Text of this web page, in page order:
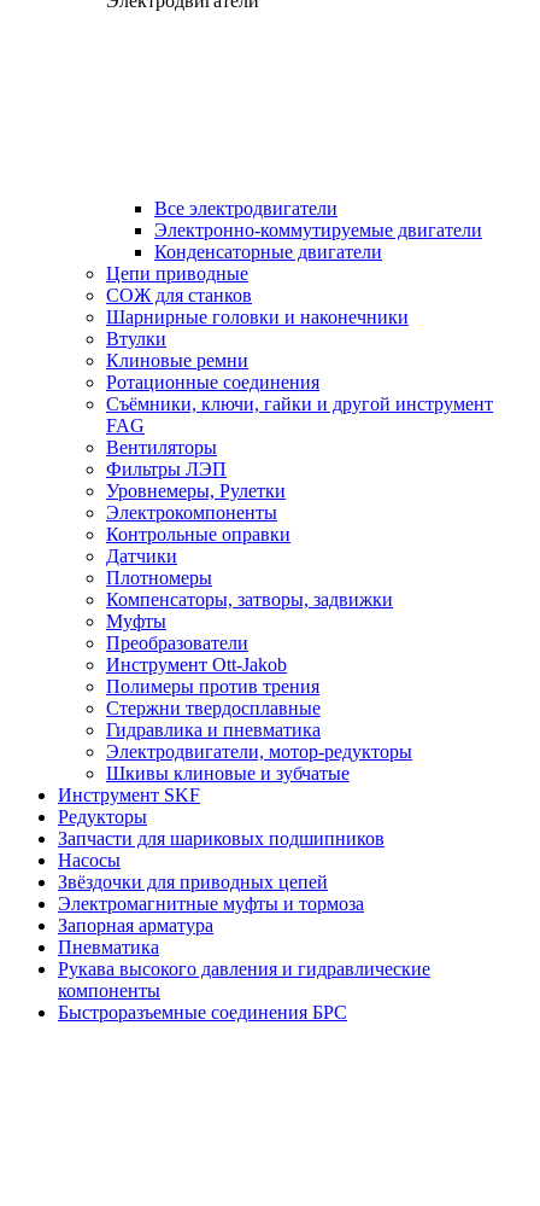
Все электродвигатели
Электронно-коммутируемые двигатели
Конденсаторные двигатели
Цепи приводные
СОЖ для станков
Шарнирные головки и наконечники
Втулки
Клиновые ремни
Ротационные соединения
Съёмники, ключи, гайки и другой инструмент
FAG
Вентиляторы
Фильтры ЛЭП
Уровнемеры, Рулетки
Электрокомпоненты
Контрольные оправки
Датчики
Плотномеры
Компенсаторы, затворы, задвижки
Муфты
Преобразователи
Инструмент Ott-Jakob
Полимеры против трения
Стержни твердосплавные
Гидравлика и пневматика
Электродвигатели, мотор-редукторы
Шкивы клиновые и зубчатые
Инструмент SKF
Редукторы
Запчасти для шариковых подшипников
Насосы
Звёздочки для приводных цепей
Электромагнитные муфты и тормоза
Запорная арматура
Пневматика
Рукава высокого давления и гидравлические
компоненты
Быстроразъемные соединения БРС